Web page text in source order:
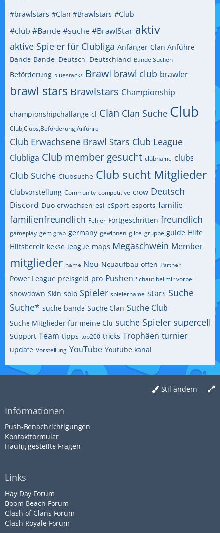
#brawlstars #Clan #Brawlstars #Club
#club #Bande #suche #BrawlStar aktiv
aktive Spieler für Clubliga Anfänger-Clan Anführe
Bande Bande, Deutsch, Deutschland Bande Suchen
Beförderung bluestacks Brawl brawl club brawler
brawl stars Brawlstars Championship
championshipchallange cl Clan Clan Suche Club
Club,Clubs,Beförderung,Anführe
Club Erwachsene Brawl Stars Club League
Clubliga Club member gesucht clubname clubs
Club Suche Clubsuche Club sucht Mitglieder
Clubvorstellung Community competitive crow Deutsch
Discord Duo erwachsen esl eSport esports familie
familienfreundlich Fehler Fortgeschritten freundlich
gameplay gem grab germany gewinnen gilde gruppe guide Hilfe
Hilfsbereit kekse league maps Megaschwein Member
mitglieder name Neu Neuaufbau offen Partner
Power League preisgeld pro Pushen Schaut bei mir vorbei
showdown Skin solo Spieler spielername stars Suche
Suche* suche bande Suche Clan Suche Club
Suche Mitglieder für meine Clu suche Spieler supercell
Support Team tipps top200 tricks Trophäen turnier
update Vorstellung YouTube Youtube kanal
Stil ändern
Informationen
Push-Benachrichtigungen
Kontaktformular
Häufig gestellte Fragen
Links
Hay Day Forum
Boom Beach Forum
Clash of Clans Forum
Clash Royale Forum